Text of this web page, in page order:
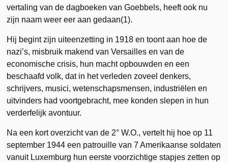
vertaling van de dagboeken van Goebbels, heeft ook nu
zijn naam weer eer aan gedaan(1).
Hij begint zijn uiteenzetting in 1918 en toont aan hoe de
nazi’s, misbruik makend van Versailles en van de
economische crisis, hun macht opbouwden en een
beschaafd volk, dat in het verleden zoveel denkers,
schrijvers, musici, wetenschapsmensen, industriëlen en
uitvinders had voortgebracht, mee konden slepen in hun
verderfelijk avontuur.
Na een kort overzicht van de 2° W.O., vertelt hij hoe op 11
september 1944 een patrouille van 7 Amerikaanse soldaten
vanuit Luxemburg hun eerste voorzichtige stapjes zetten op